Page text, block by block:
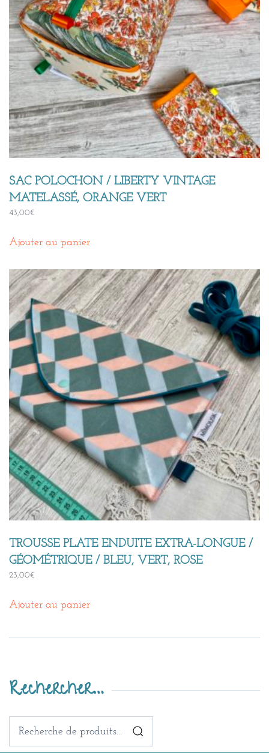
SAC POLOCHON / LIBERTY VINTAGE
MATELASSÉ, ORANGE VERT
43,00€
Ajouter au panier
TROUSSE PLATE ENDUITE EXTRA-LONGUE /
GÉOMÉTRIQUE / BLEU, VERT, ROSE
23,00€
Ajouter au panier
Rechercher…
Recherche